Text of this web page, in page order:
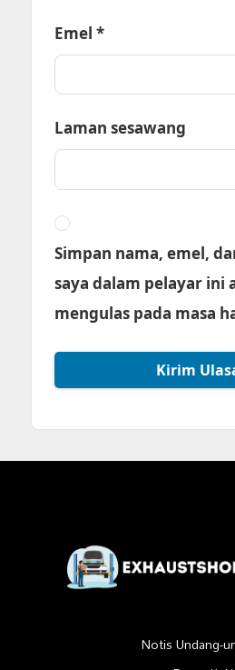
Emel *
Laman sesawang
Simpan nama, emel,
saya dalam pelayar ini
mengulas pada masa
Notis Undang-